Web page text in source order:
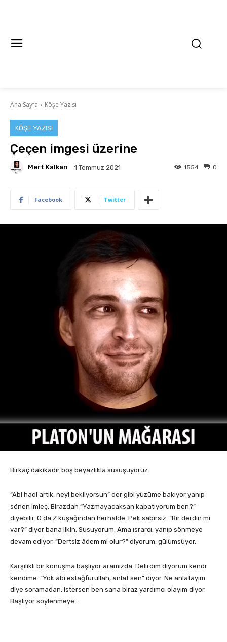
Ana Sayfa Köşe Yazısı
KÖŞE YAZISI
Çeçen imgesi üzerine
Mert Kalkan 1 Temmuz 2021 0
1554
Facebook Twitter
Birkaç dakikadır boş beyazlıkla susuşuyoruz.
“Abi hadi artık, neyi bekliyorsun” der gibi yüzüme bakıyor yanıp
sönen imleç. Birazdan “Yazmayacaksan kapatıyorum ben?”
diyebilir. O da Z kuşağından herhalde. Pek sabırsız. “Bir derdin mi
var?” diyor bana ilkin. Susuyorum. Ama ısrarcı, yanıp sönmeye
devam ediyor. “Dertsiz âdem mi olur?” diyorum, gülümsüyor.
Karşılıklı bir konuşma başlıyor aramızda. Delirdim diyorum kendi
kendime. “Yok abi estağfurullah, anlat sen” diyor. Ne anlatayım
diye soramadan, istersen ben sana biraz yardımcı olayım diyor.
Başlıyor söylenmeye…